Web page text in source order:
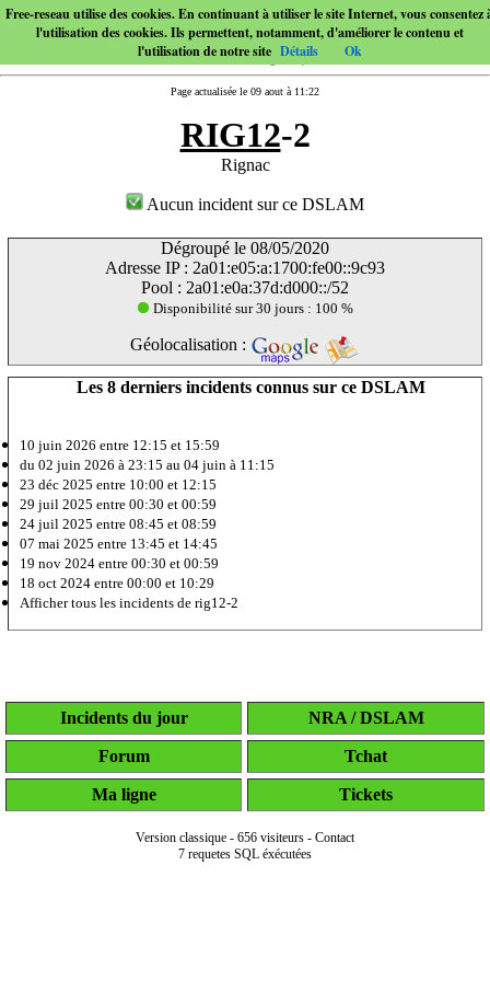
Page actualisée le 09 aout à 11:22
RIG12-2
Rignac
Aucun incident sur ce DSLAM
Dégroupé le 08/05/2020
Adresse IP : 2a01:e05:a:1700:fe00::9c93
Pool : 2a01:e0a:37d:d000::/52
Disponibilité sur 30 jours : 100 %
Géolocalisation :
Les 8 derniers incidents connus sur ce DSLAM
10 juin 2026 entre 12:15 et 15:59
du 02 juin 2026 à 23:15 au 04 juin à 11:15
23 déc 2025 entre 10:00 et 12:15
29 juil 2025 entre 00:30 et 00:59
24 juil 2025 entre 08:45 et 08:59
07 mai 2025 entre 13:45 et 14:45
19 nov 2024 entre 00:30 et 00:59
18 oct 2024 entre 00:00 et 10:29
Afficher tous les incidents de rig12-2
Incidents du jour NRA / DSLAM
Forum Tchat
Ma ligne Tickets
Version classique - 656 visiteurs - Contact
7 requetes SQL éxécutées
Free-reseau utilise des cookies. En continuant à utiliser le site Internet, vous consentez
l'utilisation des cookies. Ils permettent, notamment, d'améliorer le contenu et
l'utilisation de notre site Détails Ok